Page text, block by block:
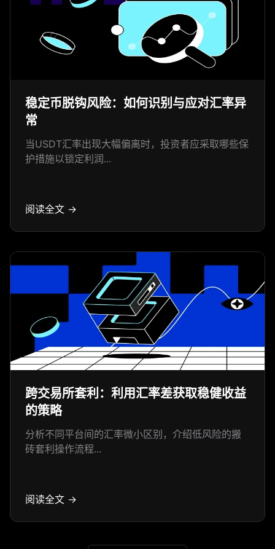
稳定币脱钩风险：如何识别与应对汇率异
常
当USDT汇率出现大幅偏离时，投资者应采取哪些保
护措施以锁定利润...
阅读全文 →
跨交易所套利：利用汇率差获取稳健收益
的策略
分析不同平台间的汇率微小区别，介绍低风险的搬
砖套利操作流程...
阅读全文 →